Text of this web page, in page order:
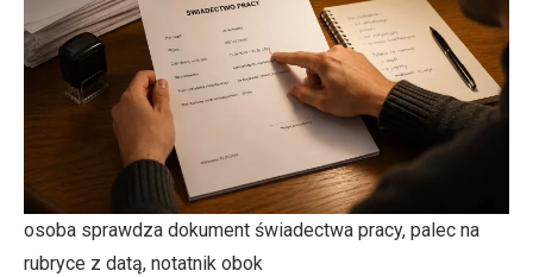
osoba sprawdza dokument świadectwa pracy, palec na
rubryce z datą, notatnik obok